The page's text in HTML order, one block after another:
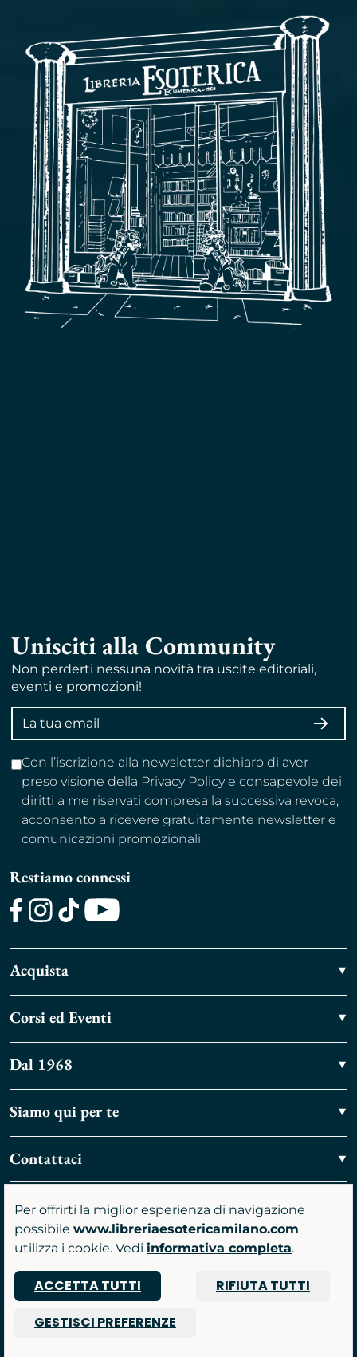
Unisciti alla Community
Non perderti nessuna novità tra uscite editoriali,
eventi e promozioni!
Indirizzo
email
Con l’iscrizione alla newsletter dichiaro di aver
preso visione della Privacy Policy e consapevole dei
diritti a me riservati compresa la successiva revoca,
acconsento a ricevere gratuitamente newsletter e
comunicazioni promozionali.
Restiamo connessi
Acquista
Corsi ed Eventi
Dal 1968
Siamo qui per te
Contattaci
Vieni a trovarci
P.IVA 07481590961
© 2026 Libreria Gruppo Anima srl
Per offrirti la miglior esperienza di navigazione
possibile www.libreriaesotericamilano.com
utilizza i cookie. Vedi informativa completa.
ACCETTA TUTTI
RIFIUTA TUTTI
GESTISCI PREFERENZE